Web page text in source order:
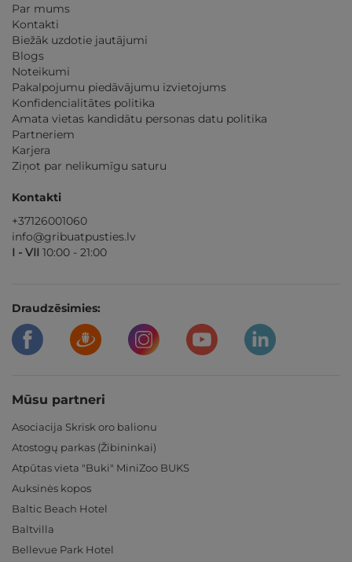
Par mums
Kontakti
Biežāk uzdotie jautājumi
Blogs
Noteikumi
Pakalpojumu piedāvājumu izvietojums
Konfidencialitātes politika
Amata vietas kandidātu personas datu politika
Partneriem
Karjera
Ziņot par nelikumīgu saturu
Kontakti
+37126001060
info@gribuatpusties.lv
I - VII 10:00 - 21:00
Draudzēsimies:
Mūsu partneri
Asociacija Skrisk oro balionu
Atostogų parkas (Žibininkai)
Atpūtas vieta "Buki" MiniZoo BUKS
Auksinės kopos
Baltic Beach Hotel
Baltvilla
Bellevue Park Hotel